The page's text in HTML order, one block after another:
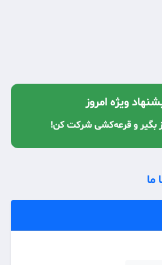
ویژه امروز
بگیر و قرعه‌کشی شرکت کن!
ما